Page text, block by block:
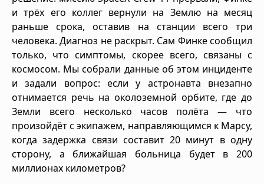
и трёх его коллег вернули на Землю на месяц
раньше срока, оставив на станции всего три
человека. Диагноз не раскрыт. Сам Финке сообщил
только, что симптомы, скорее всего, связаны с
космосом. Мы собрали данные об этом инциденте
и задали вопрос: если у астронавта внезапно
отнимается речь на околоземной орбите, где до
Земли всего несколько часов полёта — что
произойдёт с экипажем, направляющимся к Марсу,
когда задержка связи составит 20 минут в одну
сторону, а ближайшая больница будет в 200
миллионах километров?